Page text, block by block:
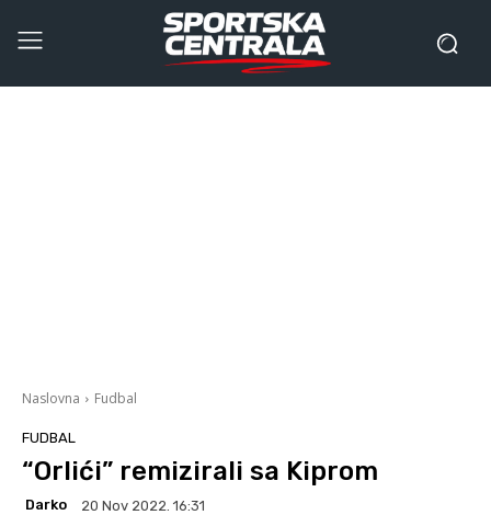
Naslovna Fudbal
FUDBAL
“Orlići” remizirali sa Kiprom
Darko 20 Nov 2022. 16:31